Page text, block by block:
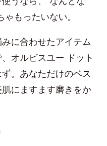
もったいない。
に合わせたアイテム
オルビスユー ドット
。あなただけのベス
にますます磨きをか